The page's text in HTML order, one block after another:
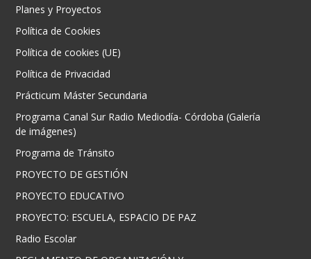
Planes y Proyectos
Política de Cookies
Política de cookies (UE)
Política de Privacidad
Prácticum Máster Secundaria
Programa Canal Sur Radio Mediodía- Córdoba (Galería
de imágenes)
Programa de Tránsito
PROYECTO DE GESTIÓN
PROYECTO EDUCATIVO
PROYECTO: ESCUELA, ESPACIO DE PAZ
Radio Escolar